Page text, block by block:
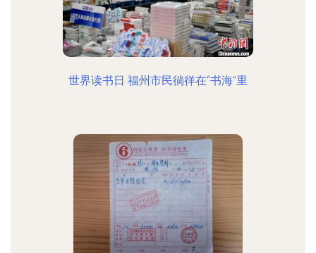
世界读书日 福州市民徜徉在“书海”里